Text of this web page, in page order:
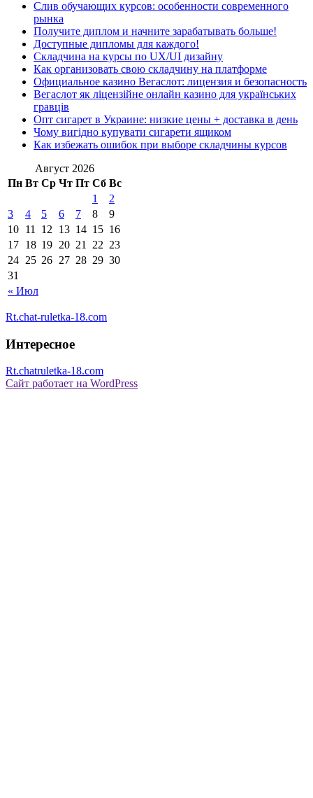
Слив обучающих курсов: особенности современного
рынка
Получите диплом и начните зарабатывать больше!
Доступные дипломы для каждого!
Складчина на курсы по UX/UI дизайну
Как организовать свою складчину на платформе
Официальное казино Вегаслот: лицензия и безопасность
Вегаслот як ліцензійне онлайн казино для українських
гравців
Опт сигарет в Украине: низкие цены + доставка в день
Чому вигідно купувати сигарети ящиком
Как избежать ошибок при выборе складчины курсов
Август 2026
Пн Вт Ср Чт Пт Сб Вс
« Июл
1
2
3
4 5 6 7 8
9
10 11 12 13 14 15 16
17 18 19 20 21 22 23
24 25 26 27 28 29 30
31
Rt.chat-ruletka-18.com
Интересное
Rt.chatruletka-18.com
Сайт работает на WordPress